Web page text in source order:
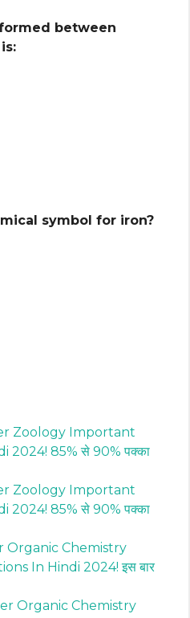
between
symbol for iron?
Zoology Important
2024! 85% से 90% पक्का
Zoology Important
2024! 85% से 90% पक्का
Organic Chemistry
In Hindi 2024! इस बार
Organic Chemistry